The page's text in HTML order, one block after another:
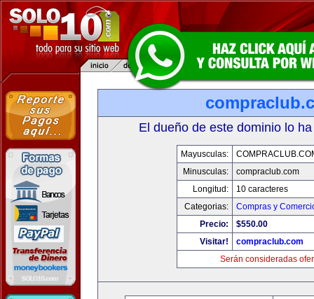
El dueño de este dominio lo
Mayusculas:
Minusculas:
compraclub.com
Longitud:
10 caracteres
Categorias:
Compras y
Precio:
$550.00
Visitar!
compraclub.com
Serán consideradas